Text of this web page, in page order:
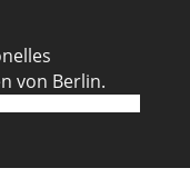
von Berlin.